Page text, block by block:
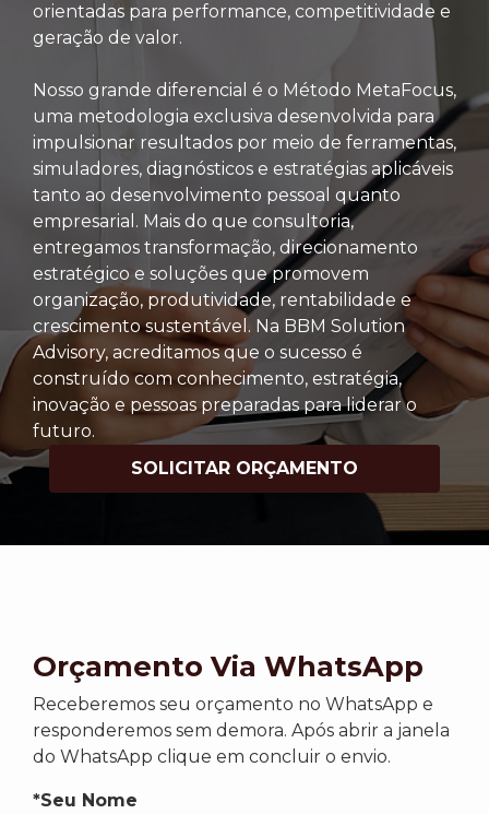
orientadas para performance, competitividade e
geração de valor.
Nosso grande diferencial é o Método MetaFocus,
uma metodologia exclusiva desenvolvida para
impulsionar resultados por meio de ferramentas,
simuladores, diagnósticos e estratégias aplicáveis
tanto ao desenvolvimento pessoal quanto
empresarial. Mais do que consultoria,
entregamos transformação, direcionamento
estratégico e soluções que promovem
organização, produtividade, rentabilidade e
crescimento sustentável. Na BBM Solution
Advisory, acreditamos que o sucesso é
construído com conhecimento, estratégia,
inovação e pessoas preparadas para liderar o
futuro.
SOLICITAR ORÇAMENTO
Orçamento Via WhatsApp
Receberemos seu orçamento no WhatsApp e
responderemos sem demora. Após abrir a janela
do WhatsApp clique em concluir o envio.
*Seu Nome